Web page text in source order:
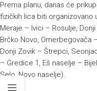
Prema planu, danas će
fizičkih lica biti organizovano
Meraje – Ivici – Rosulje,
Brčko Novo, Omerbegovača
Donji Zovik – Štrepci,
– Gredice 1, Eš naselje –
Selo, Novo naselje).